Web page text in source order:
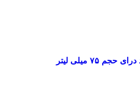
۷۵ میلی لیتر